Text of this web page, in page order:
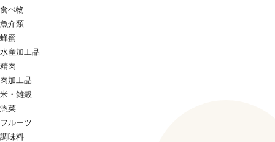
食べ物
魚介類
蜂蜜
水産加工品
精肉
肉加工品
米・雑穀
惣菜
フルーツ
調味料